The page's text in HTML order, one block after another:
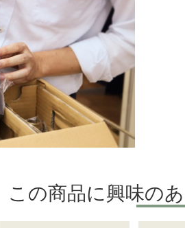
この商品に興味の